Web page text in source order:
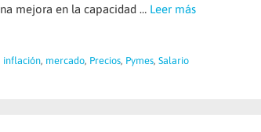
mejora en la capacidad … Leer más
inflación, mercado, Precios, Pymes,Salario